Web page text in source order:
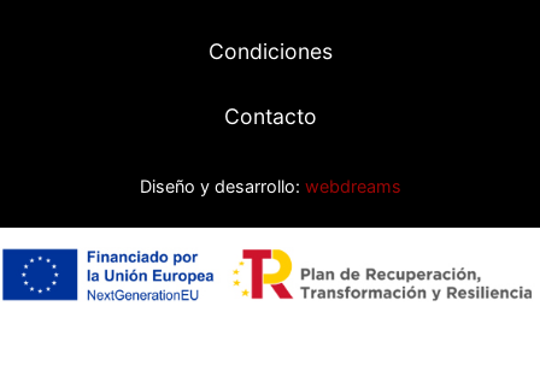
Condiciones
Contacto
Diseño y desarrollo: webdreams